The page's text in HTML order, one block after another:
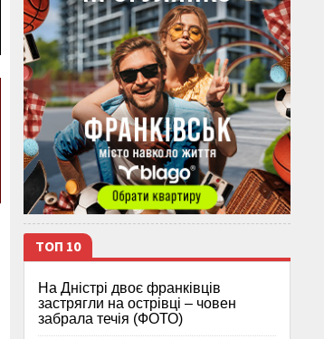
ТОП 10
На Дністрі двоє франківців
застрягли на острівці – човен
забрала течія (ФОТО)